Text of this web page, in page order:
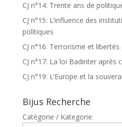
CJ n°14: Trente ans de
CJ n°15: L’influence des
politiques
CJ n°16: Terrorisme et libertés
CJ n°17: La loi Badinter après
CJ n°19: L’Europe et la
Bijus Recherche
Catègorie / Kategorie: